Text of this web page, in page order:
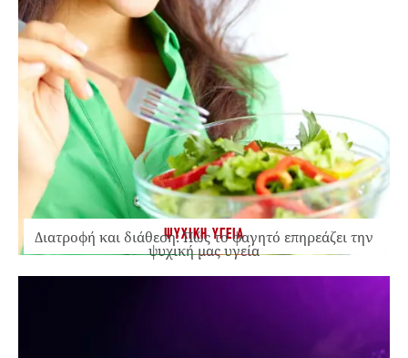
ΨΥΧΙΚΗ ΥΓΕΙΑ
Διατροφή και διάθεση: Πώς το φαγητό επηρεάζει την
ψυχική μας υγεία